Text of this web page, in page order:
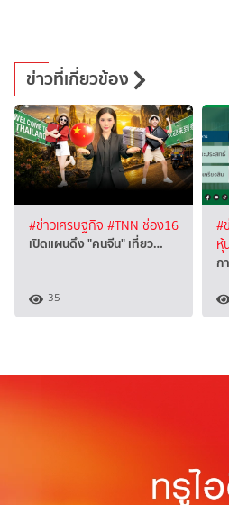
ข่าวที่เกี่ยวข้อง
#ข่าวเศรษฐกิจ #TNN ช่อง16
เปิดแผนดึง "คนจีน" เที่ยว…
35
#
หุ้
ก